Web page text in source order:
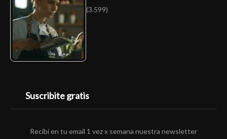
(3.599)
Suscribite gratis
Recibí en tu email 1 vez x semana nuestra newsletter